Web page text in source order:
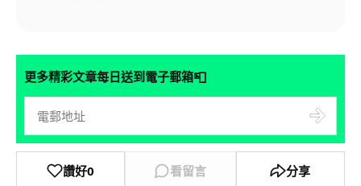
更多精彩文章每日送到電子郵箱📮
讚好0 看留言 分享